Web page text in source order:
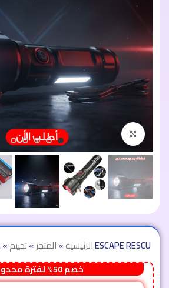
الرئيسية»المتجر»تخييم» كشاف يدوى معدنى ESCAPE RESCUE
خصم 50% لفترة محدودة